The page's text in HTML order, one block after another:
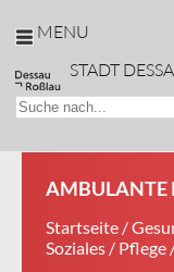
MENU
STADT
AMBULANTE
Startseite /
Soziales / Pflege